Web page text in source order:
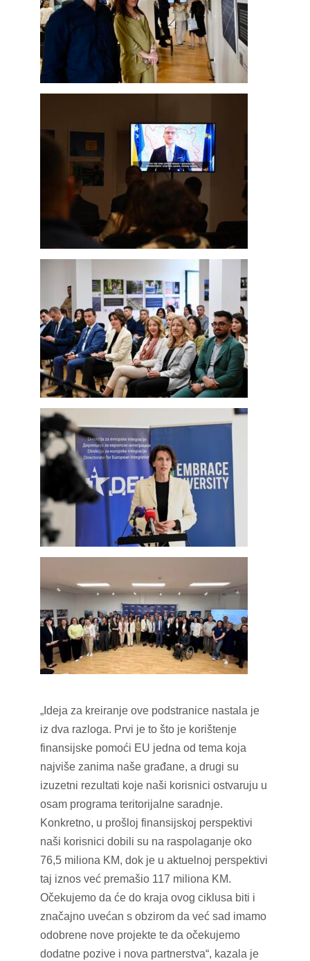
„Ideja za kreiranje ove podstranice nastala je
iz dva razloga. Prvi je to što je korištenje
finansijske pomоći EU jedna od tema koja
najviše zanima naše građane, a drugi su
izuzetni rezultati koje naši korisnici ostvaruju u
osam programa teritorijalne saradnje.
Konkretno, u prošloj finansijskoj perspektivi
naši korisnici dobili su na raspolaganje oko
76,5 miliona KM, dok je u aktuelnoj perspektivi
taj iznos već premašio 117 miliona KM.
Očekujemo da će do kraja ovog ciklusa biti i
značajno uvećan s obzirom da već sad imamo
odobrene nove projekte te da očekujemo
dodatne pozive i nova partnerstva“, kazala je